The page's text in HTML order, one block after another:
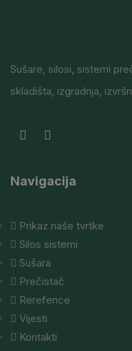
Sušare, silosi, sistemi
skladišta, izgradnja,
Navigacija
Prikaz naše tvrtke
Silos sistemi
Sušara
Prečistač
Rerefence
Vijesti
Kontakti